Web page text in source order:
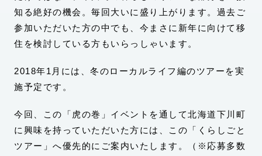
知る絶好の機会。毎回大いに盛り上がります。過去ご
参加いただいた方の中でも、今まさに新年に向けて移
住を検討している方もいらっしゃいます。
2018年1月には、冬のローカルライフ編のツアーを実
施予定です。
今回、この「虎の巻」イベントを通して北海道下川町
に興味を持っていただいた方には、この「くらしごと
ツアー」へ優先的にご案内いたします。（※応募多数